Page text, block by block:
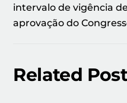
intervalo de vigência
aprovação do
Related